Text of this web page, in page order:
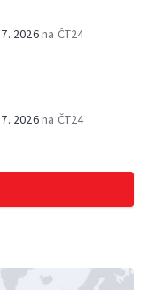
2026na ČT24
2026na ČT24